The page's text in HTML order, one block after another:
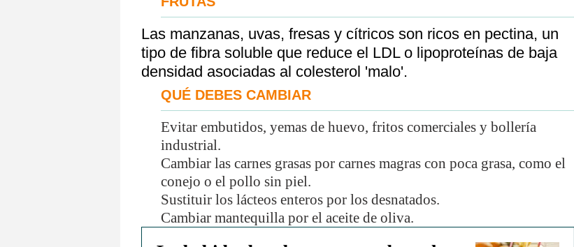
Las manzanas, uvas, fresas y cítricos son ricos en pectina, un
tipo de fibra soluble que reduce el LDL o lipoproteínas de baja
densidad asociadas al colesterol 'malo'.
QUÉ DEBES CAMBIAR
Evitar embutidos, yemas de huevo, fritos comerciales y bollería
industrial.
Cambiar las carnes grasas por carnes magras con poca grasa, como el
conejo o el pollo sin piel.
Sustituir los lácteos enteros por los desnatados.
Cambiar mantequilla por el aceite de oliva.